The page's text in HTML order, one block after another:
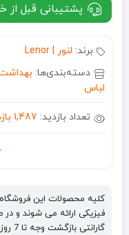
پشتیبانی قبل از
برند: لنور | Lenor
دسته‌بندی‌ها:
لباس
تعداد بازدید: 1,487 بازدید
کلیه محصولات این
فیزیکی ارائه می شوند و
گارانتی بازگشت وجه تا 7 روز پس از خرید می باشند.